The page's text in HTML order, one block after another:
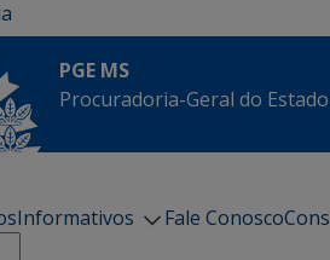
PGE MS
Procuradoria-Geral do
Informativos Fale Conosco